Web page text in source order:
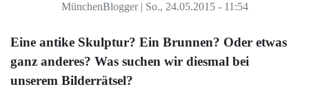
MünchenBlogger | So., 24.05.2015 - 11:54
Eine antike Skulptur? Ein Brunnen? Oder etwas
ganz anderes? Was suchen wir diesmal bei
unserem Bilderrätsel?